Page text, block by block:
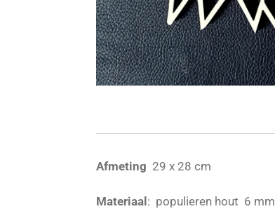
Afmeting 29 x 28 cm
Materiaal : populieren hout 6 mm